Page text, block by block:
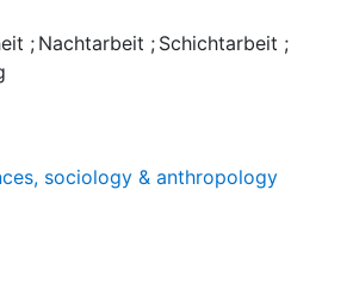
die physische und psychische
auf Schlafstörungen un-tersucht.
mit einem Matching-Ansatz.
Schicht- und Nachtarbeits-
strukturgleiche Kontrollgruppen
strukturelle Charakteristika und
gebildet. Dies ermöglicht es,
der Lage der Arbeitszeit auf
zu extrahieren.
für gesundheitliche
; Nachtarbeit ; Schichtarbeit ;
sociology & anthropology